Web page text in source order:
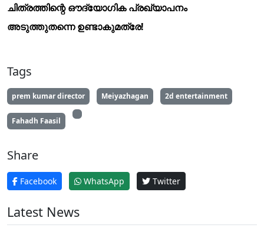
ചിത്രത്തിന്റെ ഔദ്യോഗിക പ്രഖ്യാപനം
അടുത്തുതന്നെ ഉണ്ടാകുമത്രേ!
Tags
prem kumar director Meiyazhagan 2d entertainment
Fahadh Faasil
Share
Facebook WhatsApp Twitter
Latest News